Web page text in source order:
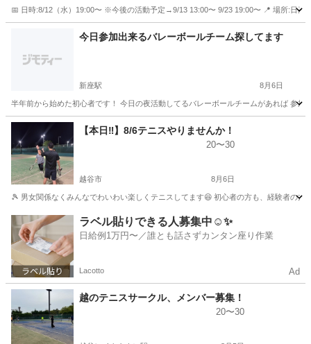
📅 日時:8/12（水）19:00〜 ※今後の活動予定→9/13 13:00〜 9/23 19:00〜 📍 場所:日高
高麗川駅 バドミントン
今日参加出来るバレーボールチーム探してます
新座駅 8月6日
半年前から始めた初心者です！ 今日の夜活動してるバレーボールチームがあれば 参加
埼玉 新座市 新座駅 バレーボール
【本日‼️】8/6テニスやりませんか！
20〜30
越谷市 8月6日
🎾 男女関係なくみんなでわいわい楽しくテニスしてます😆 初心者の方も、経験者の
埼玉 越谷市 テニス 社会人サークル
ラベル貼りできる人募集中☺️✨
日給例1万円〜／誰とも話さずカンタン座り作業
Lacotto Ad
越のテニスサークル、メンバー募集！
20〜30